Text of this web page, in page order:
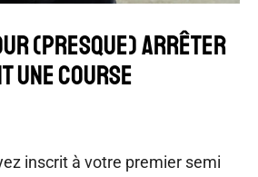
(PRESQUE) ARRÊTER
UNE COURSE
inscrit à votre premier semi